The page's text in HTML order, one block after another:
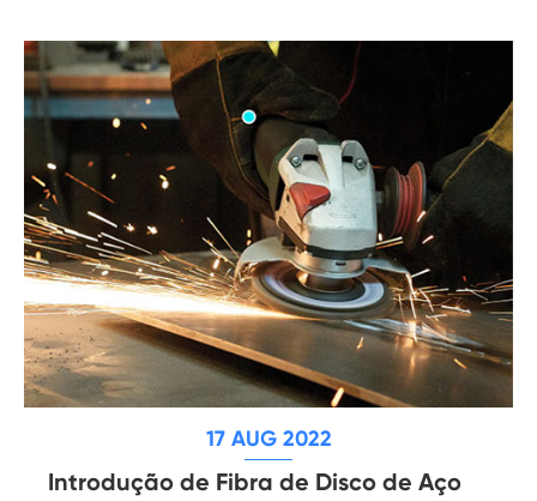
17 AUG 2022
Introdução de Fibra de Disco de Aço